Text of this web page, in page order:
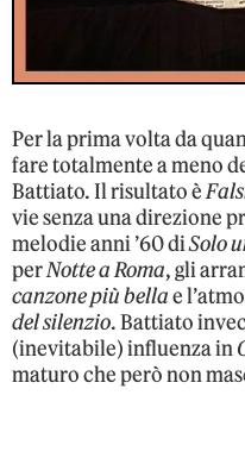
Per la prima volta da
fare totalmente a meno
Battiato. Il risultato è
vie senza una direzione
melodie anni ’60 diSolo
perNotte a Roma, gli
canzone più bellae
del silenzio. Battiato
(inevitabile) influenza in
maturo che però non